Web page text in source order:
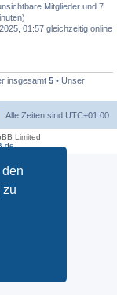
zu
Mitglieder und 7
01:57 gleichzeitig online
insgesamt 5 • Unser
Alle Zeiten sind UTC+01:00
Limited